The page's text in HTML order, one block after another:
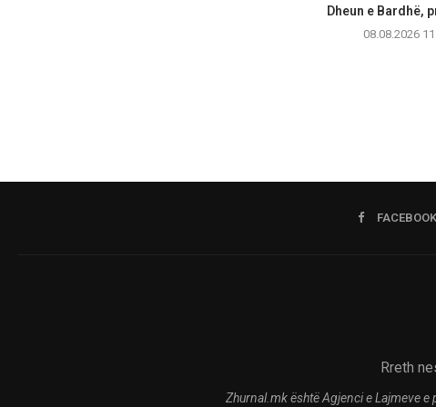
Dheun e Bardhë,
08.08.2026
FACEBOOK
Rreth
Zhurnal.mk është Agjenci e Lajmeve